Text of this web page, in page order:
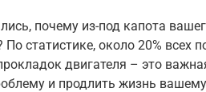
почему из-под капота
статистике, около 20% всех
двигателя – это
и продлить жизнь